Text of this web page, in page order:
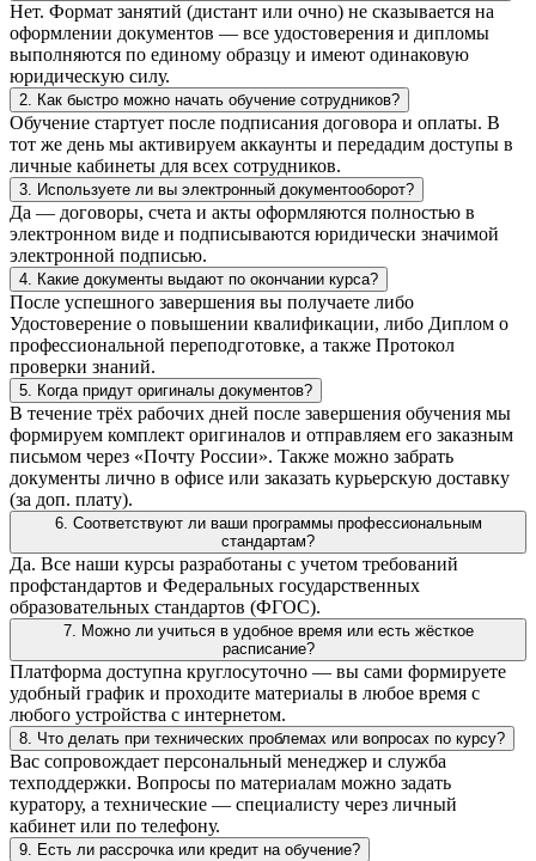
Нет. Формат занятий (дистант или очно) не сказывается на
оформлении документов — все удостоверения и дипломы
выполняются по единому образцу и имеют одинаковую
юридическую силу.
2. Как быстро можно начать обучение сотрудников?
Обучение стартует после подписания договора и оплаты. В
тот же день мы активируем аккаунты и передадим доступы в
личные кабинеты для всех сотрудников.
3. Используете ли вы электронный документооборот?
Да — договоры, счета и акты оформляются полностью в
электронном виде и подписываются юридически значимой
электронной подписью.
4. Какие документы выдают по окончании курса?
После успешного завершения вы получаете либо
Удостоверение о повышении квалификации, либо Диплом о
профессиональной переподготовке, а также Протокол
проверки знаний.
5. Когда придут оригиналы документов?
В течение трёх рабочих дней после завершения обучения мы
формируем комплект оригиналов и отправляем его заказным
письмом через «Почту России». Также можно забрать
документы лично в офисе или заказать курьерскую доставку
(за доп. плату).
6. Соответствуют ли ваши программы профессиональным
стандартам?
Да. Все наши курсы разработаны с учетом требований
профстандартов и Федеральных государственных
образовательных стандартов (ФГОС).
7. Можно ли учиться в удобное время или есть жёсткое
расписание?
Платформа доступна круглосуточно — вы сами формируете
удобный график и проходите материалы в любое время с
любого устройства с интернетом.
8. Что делать при технических проблемах или вопросах по курсу?
Вас сопровождает персональный менеджер и служба
техподдержки. Вопросы по материалам можно задать
куратору, а технические — специалисту через личный
кабинет или по телефону.
9. Есть ли рассрочка или кредит на обучение?